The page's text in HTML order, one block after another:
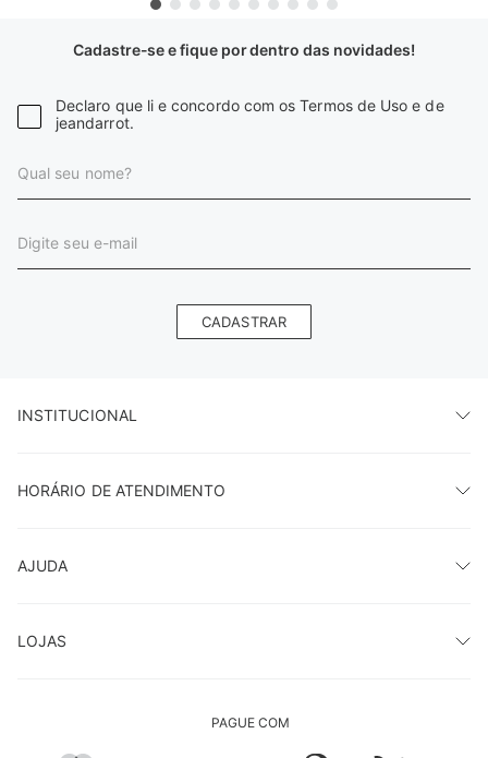
Cadastre-se e fique por dentro das novidades!
Declaro que li e concordo com os Termos de Uso e de
jeandarrot.
CADASTRAR
INSTITUCIONAL
HORÁRIO DE ATENDIMENTO
AJUDA
LOJAS
PAGUE COM